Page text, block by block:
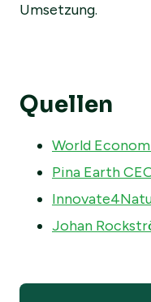
Umsetzung.
Quellen
World
Pina Earth
Johan